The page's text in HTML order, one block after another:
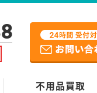
不用品買取